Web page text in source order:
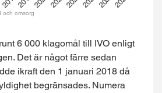
och omsorg
6 000 klagomål till IVO enligt
Det är något färre sedan
ikraft den 1 januari 2018 då
begränsades. Numera